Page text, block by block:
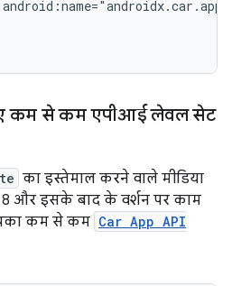
कम से कम एपीआई लेवल सेट
का इस्तेमाल करने वाले मीडिया
8 और इसके बाद के वर्शन पर काम
कम से कम Car App API